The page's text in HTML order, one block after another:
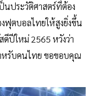
ประวัติศาสตร์ที่ต้อง
ฟุตบอลไทยให้สูงยิ่งขึ้น
ปีใหม่ 2565 หวังว่า
หรับคนไทย ขอขอบคุณ